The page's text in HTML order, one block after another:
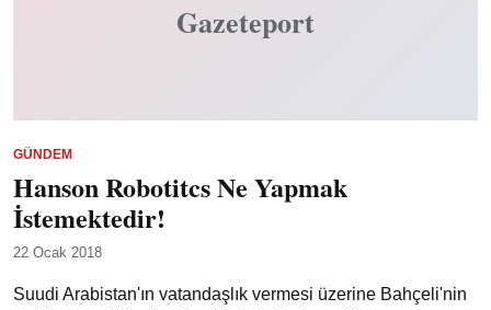
Gazeteport
GÜNDEM
Hanson Robotitcs Ne Yapmak
İstemektedir!
22 Ocak 2018
Suudi Arabistan'ın vatandaşlık vermesi üzerine Bahçeli'nin